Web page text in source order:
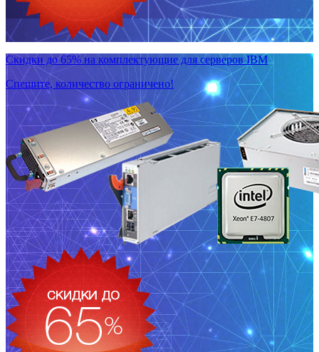
Скидки до 65% на комплектующие для серверов IBM
Спешите, количество ограничено!